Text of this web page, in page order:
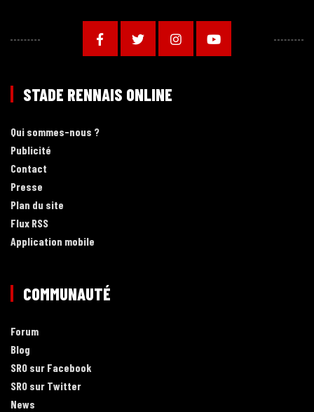
STADE RENNAIS ONLINE
Qui sommes-nous ?
Publicité
Contact
Presse
Plan du site
Flux RSS
Application mobile
COMMUNAUTÉ
Forum
Blog
SRO sur Facebook
SRO sur Twitter
News